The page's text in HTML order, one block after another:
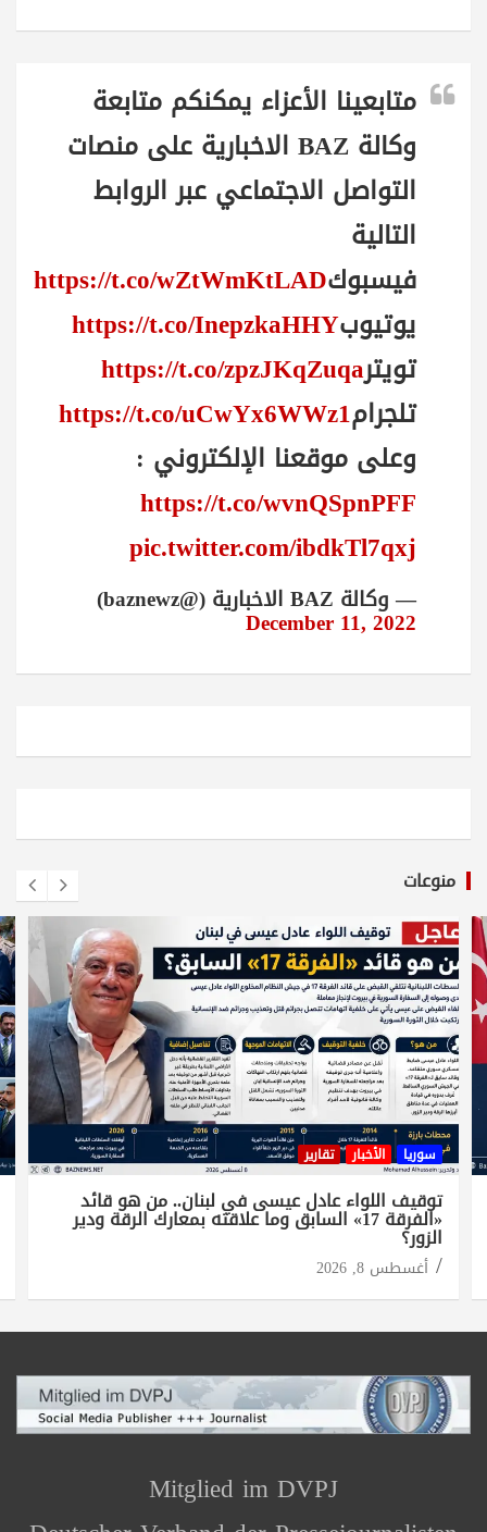
متابعينا الأعزاء يمكنكم متابعة
وكالة BAZ الاخبارية على منصات
التواصل الاجتماعي عبر الروابط
التالية
فيسبوكhttps://t.co/wZtWmKtLAD
يوتيوبhttps://t.co/InepzkaHHY
تويترhttps://t.co/zpzJKqZuqa
تلجرامhttps://t.co/uCwYx6WWz1
وعلى موقعنا الإلكتروني :
https://t.co/wvnQSpnPFF
pic.twitter.com/ibdkTl7qxj
— وكالة BAZ الاخبارية (@baznewz)
December 11, 2022
منوعات
سوريا الأخبار تقارير
توقيف اللواء عادل عيسى في لبنان.. من هو قائد
«الفرقة 17» السابق وما علاقته بمعارك الرقة ودير
الزور؟
أغسطس 8, 2026
Mitglied im DVPJ